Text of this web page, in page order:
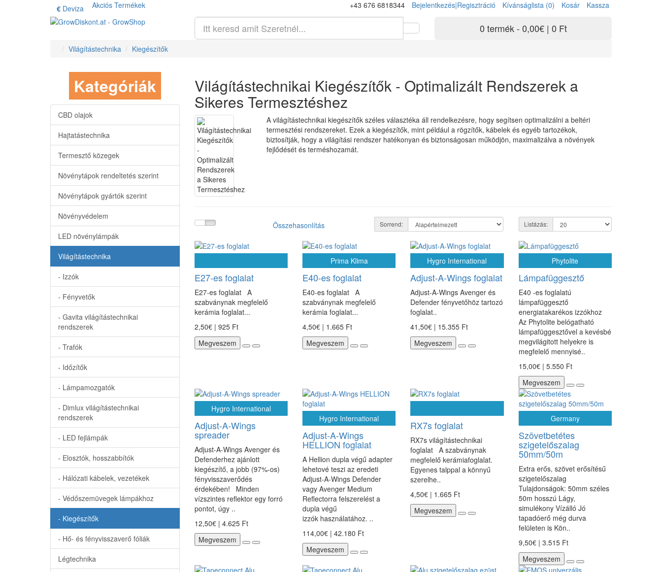
€ Deviza Akciós Termékek +43 676 6818344 Bejelentkezés|Regisztráció Kívánságlista (0) Kosár Kassza
0 termék - 0,00€ | 0 Ft
Világítástechnika Kiegészítők
Kategóriák
CBD olajok
Hajtatástechnika
Termesztő közegek
Növénytápok rendeltetés szerint
Növénytápok gyártók szerint
Növényvédelem
LED növénylámpák
Világítástechnika
- Izzók
- Fényvetők
- Gavita világítástechnikai
rendszerek
- Trafók
- Időzítők
- Lámpamozgatók
- Dimlux világítástechnikai
rendszerek
- LED fejlámpák
- Elosztók, hosszabbítók
- Hálózati kábelek, vezetékek
- Védőszemüvegek lámpákhoz
- Kiegészítők
- Hő- és fényvisszaverő fóliák
Légtechnika
Világítástechnikai Kiegészítők - Optimalizált Rendszerek a
Sikeres Termesztéshez
A világítástechnikai kiegészítők széles választéka áll rendelkezésre, hogy segítsen optimalizálni a beltéri
termesztési rendszereket. Ezek a kiegészítők, mint például a rögzítők, kábelek és egyéb tartozékok,
biztosítják, hogy a világítási rendszer hatékonyan és biztonságosan működjön, maximalizálva a növények
fejlődését és terméshozamát.
Összehasonlítás Sorrend: Listázás:
E27-es foglalat
E27-es foglalat A
szabványnak megfelelő
kerámia foglalat...
2,50€ | 925 Ft
Megveszem
Prima Klima
E40-es foglalat
E40-es foglalat A
szabványnak megfelelő
kerámia foglalat...
4,50€ | 1.665 Ft
Megveszem
Hygro International
Adjust-A-Wings foglalat
Adjust-A-Wings Avenger és
Defender fényvetőhöz tartozó
foglalat..
41,50€ | 15.355 Ft
Megveszem
Phytolite
Lámpafüggesztő
E40 -es foglalatú
lámpafüggesztő
energiatakarékos izzókhoz
Az Phytolite belógatható
lámpafüggesztővel a kevésbé
megvilágitott helyekre is
megfelelő mennyisé..
15,00€ | 5.550 Ft
Megveszem
Hygro International
Adjust-A-Wings
spreader
Adjust-A-Wings Avenger és
Defenderhez ajánlott
kiegészítő, a jobb (97%-os)
fényvisszaverődés
érdekében! Minden
vízszintes reflektor egy forró
pontot, úgy ..
12,50€ | 4.625 Ft
Megveszem
Hygro International
Adjust-A-Wings
HELLION foglalat
A Hellion dupla végű adapter
lehetové teszi az eredeti
Adjust-A-Wings Defender
vagy Avenger Medium
Reflectorra felszerelést a
dupla végű
izzók használatához. ..
114,00€ | 42.180 Ft
Megveszem
RX7s foglalat
RX7s világítástechnikai
foglalat A szabványnak
megfelelő kerámiafoglalat.
Egyenes talppal a könnyű
szerelhe..
4,50€ | 1.665 Ft
Megveszem
Germany
Szövetbetétes
szigetelőszalag
50mm/50m
Extra erős, szövet erősítésű
szigetelőszalag
Tulajdonságok: 50mm széles
50m hosszú Lágy,
simulékony Vízálló Jó
tapadóerő még durva
felületen is Kön..
9,50€ | 3.515 Ft
Megveszem